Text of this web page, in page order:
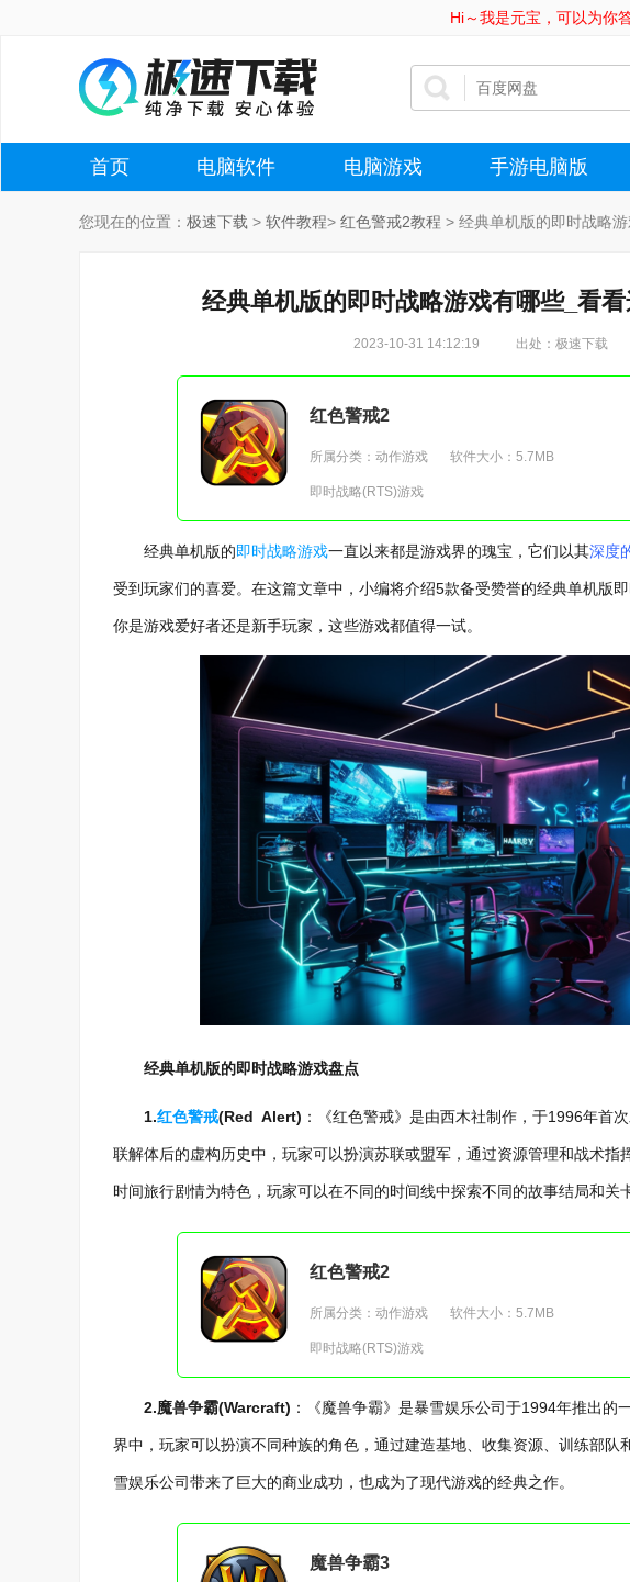
Hi～我是元宝，可以为你
首页 电脑软件 电脑游戏 手游电脑版
您现在的位置： 极速下载 > 软件教程> 红色警戒2教程 > 经典单机版的即时战略
经典单机版的即时战略游戏有哪些_看
2023-10-31 14:12:19 出处：极速下载
红色警戒2
所属分类：动作游戏 软件大小：5.7MB
即时战略(RTS)游戏
经典单机版的即时战略游戏一直以来都是游戏界的瑰宝，它们以其深度
受到玩家们的喜爱。在这篇文章中，小编将介绍5款备受赞誉的经典单机版
你是游戏爱好者还是新手玩家，这些游戏都值得一试。
经典单机版的即时战略游戏盘点
1.红色警戒(Red Alert) ：《红色警戒》是由西木社制作，于1996年首
联解体后的虚构历史中，玩家可以扮演苏联或盟军，通过资源管理和战术
时间旅行剧情为特色，玩家可以在不同的时间线中探索不同的故事结局和关卡
红色警戒2
所属分类：动作游戏 软件大小：5.7MB
即时战略(RTS)游戏
2.魔兽争霸(Warcraft) ：《魔兽争霸》是暴雪娱乐公司于1994年推出的
界中，玩家可以扮演不同种族的角色，通过建造基地、收集资源、训练部
雪娱乐公司带来了巨大的商业成功，也成为了现代游戏的经典之作。
魔兽争霸3